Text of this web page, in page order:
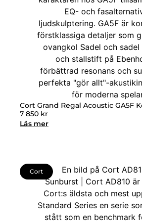
Cort Grand Regal Acoustic GA5F
7 850 kr
Läs mer
Cort